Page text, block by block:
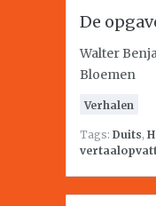
De
Walter
Bloemen
Verhalen
Tags: Duits,